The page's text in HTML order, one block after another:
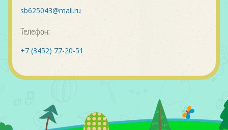
sb625043@mail.ru
Телефон:
+7 (3452) 77-20-51